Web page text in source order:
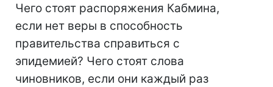
Чего стоят распоряжения Кабмина,
если нет веры в способность
правительства справиться с
эпидемией? Чего стоят слова
чиновников, если они каждый раз